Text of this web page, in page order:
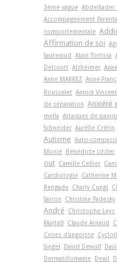
3ème vague Abdelkader
Accompagnement Parental
comportementale
Affirmation de soi
Sauteraud
Alain Tortosa
Delcourt Alzheimer
Anne MARREZ Anne-
Rousselet Annick Vincent
de séparation Anxiété
mella Attaques de
Schneider Aurélie Crétin
Autisme Auto-
Monié
Bénédicte Litzler
out Camille Cellier
Cardiologie Catherine
Rengade Charly Cungi
Sarron
Christine Padesky
André Christophe Leys
Martell
Claude Arnaud
Crises d'angoisse
Siegel
David Dewulf
Dermatillomanie
Deuil